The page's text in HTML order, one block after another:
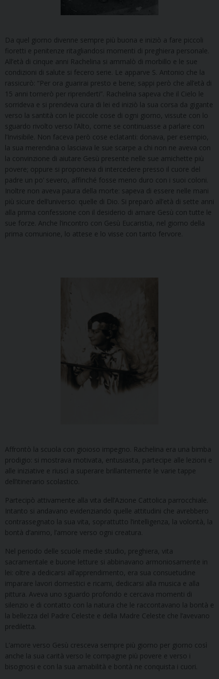
Da quel giorno divenne sempre più buona e iniziò a fare piccoli
fioretti e penitenze ritagliandosi momenti di preghiera personale.
All’età di cinque anni Rachelina si ammalò di morbillo e le sue
condizioni di salute si fecero serie. Le apparve S. Antonio che la
rassicurò: “Per ora guarirai presto e bene; sappi però che all’età di
15 anni tornerò per riprenderti”. Rachelina sapeva che il Cielo le
sorrideva e si prendeva cura di lei ed iniziò la sua corsa da gigante
verso la santità con le piccole cose di ogni giorno, vissute con lo
sguardo rivolto verso l’Alto, come se continuasse a parlare con
l’Invisibile. Non faceva però cose eclatanti: donava, per esempio,
la sua merendina o lasciava le sue scarpe a chi non ne aveva con
la convinzione di aiutare Gesù presente nelle sue amichette più
povere; oppure si proponeva di intercedere presso il cuore del
padre un po’ severo, affinché fosse meno duro con i suoi coloni.
Inoltre non aveva paura della morte: sapeva di essere nelle mani
più sicure dell’universo: quelle di Dio. Si preparò all’età di sette anni
alla prima confessione con il desiderio di amare Gesù con tutte le
sue forze. Anche l’incontro con Gesù Eucaristia, nel giorno della
prima comunione, lo attese e lo visse con tanto fervore.
Affrontò la scuola con gioioso impegno. Rachelina era una bimba
prodigio: si mostrava motivata, entusiasta, partecipe alle lezioni e
alle iniziative e riuscì a superare brillantemente le varie tappe
dell’itinerario scolastico.
Partecipò attivamente alla vita dell’Azione Cattolica parrocchiale.
Intanto si andavano evidenziando quelle attitudini che avrebbero
contrassegnato la sua vita, soprattutto l’intelligenza, la volontà, la
bontà d’animo, l’amore verso ogni creatura.
Nel periodo delle scuole medie studio, preghiera, vita
sacramentale e buone letture si abbinavano armoniosamente in
lei: oltre a dedicarsi all’apprendimento, era sua consuetudine
imparare lavori domestici e ricami, dedicarsi alla musica e alla
pittura. Aveva uno sguardo profondo e cercava momenti di
silenzio e di contatto con la natura che le raccontavano la bontà e
la bellezza del Padre Celeste e della Madre Celeste che l’avevano
prediletta.
L’amore verso Gesù cresceva sempre più giorno per giorno così
anche la sua carità verso le compagne più povere e verso i
bisognosi e con la sua amabilità e bontà ne conquista i cuori.